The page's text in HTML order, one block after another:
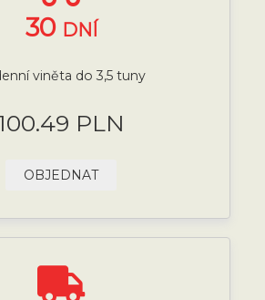
30 DNÍ
viněta do 3,5 tuny
PLN
OBJEDNAT